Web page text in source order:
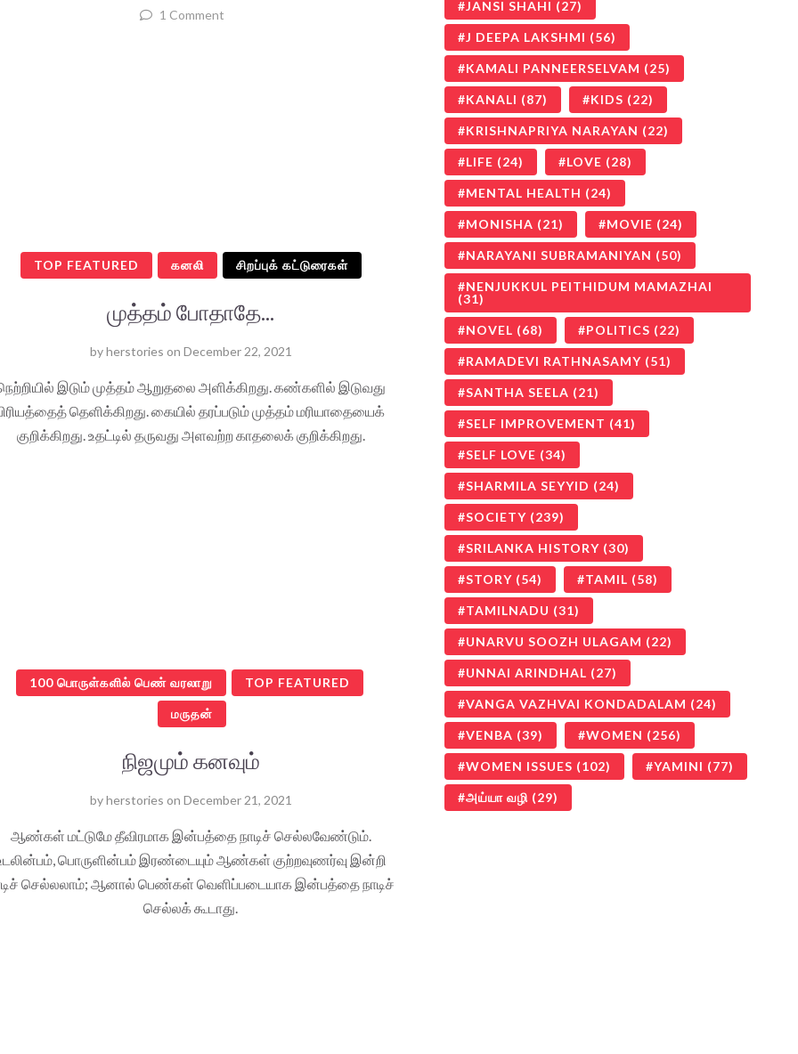
1 Comment
TOP FEATURED கனலி சிறப்புக் கட்டுரைகள்
முத்தம் போதாதே...
byherstories on December 22, 2021
இடும் முத்தம் ஆறுதலை அளிக்கிறது. கண்களில் இடுவது
தெளிக்கிறது. கையில் தரப்படும் முத்தம் மரியாதையைக்
குறிக்கிறது. உதட்டில் தருவது அளவற்ற காதலைக் குறிக்கிறது.
100 பொருள்களில் பெண் வரலாறு TOP FEATURED
மருதன்
நிஜமும் கனவும்
byherstories on December 21, 2021
ஆண்கள் மட்டுமே தீவிரமாக இன்பத்தை நாடிச் செல்லவேண்டும்.
பொருளின்பம் இரண்டையும் ஆண்கள் குற்றவுணர்வு இன்றி
செல்லலாம்; ஆனால் பெண்கள் வெளிப்படையாக இன்பத்தை நாடிச்
செல்லக் கூடாது.
JANSI SHAHI (27)
J DEEPA LAKSHMI (56)
KAMALI PANNEERSELVAM (25)
KANALI (87) KIDS (22)
KRISHNAPRIYA NARAYAN (22)
LIFE (24) LOVE (28)
MENTAL HEALTH (24)
MONISHA (21) MOVIE (24)
NARAYANI SUBRAMANIYAN (50)
NENJUKKUL PEITHIDUM MAMAZHAI
(31)
NOVEL (68) POLITICS (22)
RAMADEVI RATHNASAMY (51)
SANTHA SEELA (21)
SELF IMPROVEMENT (41)
SELF LOVE (34)
SHARMILA SEYYID (24)
SOCIETY (239)
SRILANKA HISTORY (30)
STORY (54) TAMIL (58)
TAMILNADU (31)
UNARVU SOOZH ULAGAM (22)
UNNAI ARINDHAL (27)
VANGA VAZHVAI KONDADALAM (24)
VENBA (39) WOMEN (256)
WOMEN ISSUES (102) YAMINI (77)
அய்யா வழி (29)